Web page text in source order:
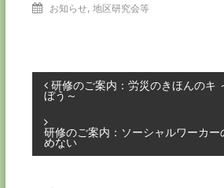
お知らせ,地区研究会等
投
稿
ナ
研修のご案内：労災のきほんのキ
ぼう～
研修のご案内：ソーシャルワーカー
めない